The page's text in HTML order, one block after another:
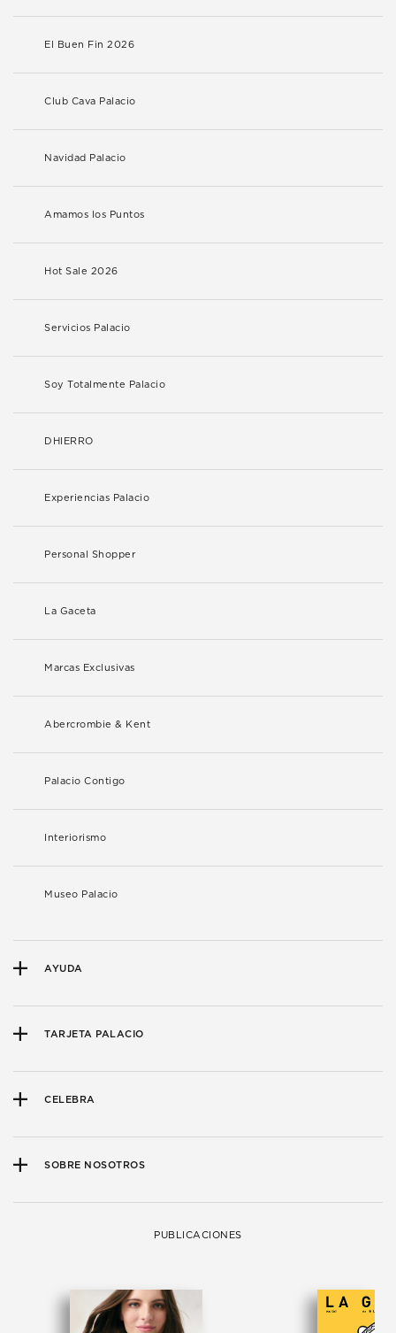
El Buen Fin 2026
Club Cava Palacio
Navidad Palacio
Amamos los Puntos
Hot Sale 2026
Servicios Palacio
Soy Totalmente Palacio
DHIERRO
Experiencias Palacio
Personal Shopper
La Gaceta
Marcas Exclusivas
Abercrombie & Kent
Palacio Contigo
Interiorismo
Museo Palacio
AYUDA
TARJETA PALACIO
CELEBRA
SOBRE NOSOTROS
PUBLICACIONES